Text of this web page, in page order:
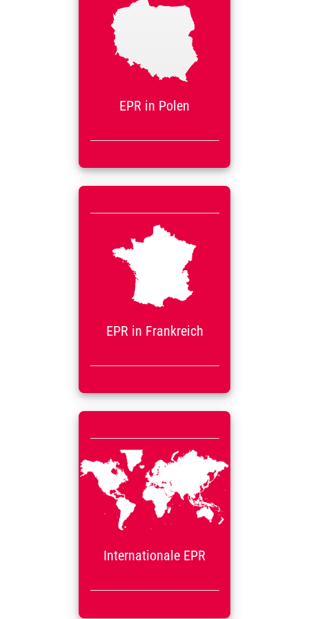
EPR in Polen
In Polen müssen folgende
Produktarten registriert
werden:
Elektrogeräte (WEEE)
Verpackungen (PPWR)
Batterien (BattVO)
Beratung anfragen
EPR in Frankreich
Sie brauchen eine
Identifiant Unique (IDU)-
Nummer.
Die häufigsten EPR-
Abfallströme sind:
Batterien, Möbel, Textilien,
Verpackungen, Spielzeug
usw.
Beratung anfragen
Internationale EPR
take-e-way unterstützt Sie
mit einem großen
Partnernetzwerk bei EPR in
35 Ländern
weltweit.
Wir sprechen die lokalen
Amtssprachen und sind
Ihre
PRO (Producer
Responsibility